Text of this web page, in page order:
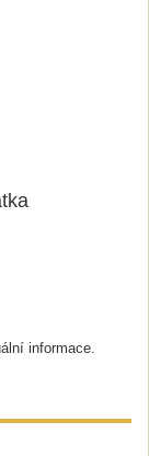
informace.